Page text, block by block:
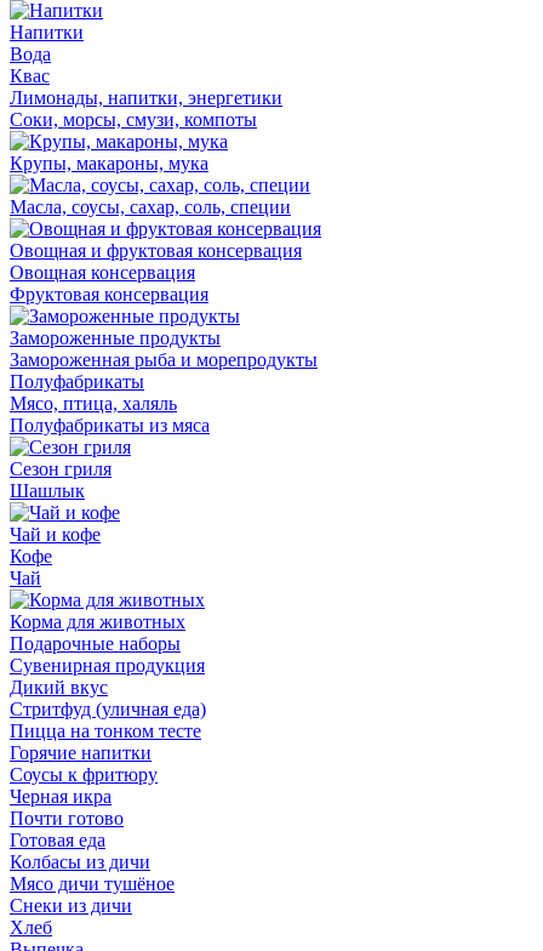
Напитки
Вода
Квас
Лимонады, напитки, энергетики
Соки, морсы, смузи, компоты
Крупы, макароны, мука
Масла, соусы, сахар, соль, специи
Овощная и фруктовая консервация
Овощная консервация
Фруктовая консервация
Замороженные продукты
Замороженная рыба и морепродукты
Полуфабрикаты
Мясо, птица, халяль
Полуфабрикаты из мяса
Сезон гриля
Шашлык
Чай и кофе
Кофе
Чай
Корма для животных
Подарочные наборы
Сувенирная продукция
Дикий вкус
Стритфуд (уличная еда)
Пицца на тонком тесте
Горячие напитки
Соусы к фритюру
Черная икра
Почти готово
Готовая еда
Колбасы из дичи
Мясо дичи тушёное
Снеки из дичи
Хлеб